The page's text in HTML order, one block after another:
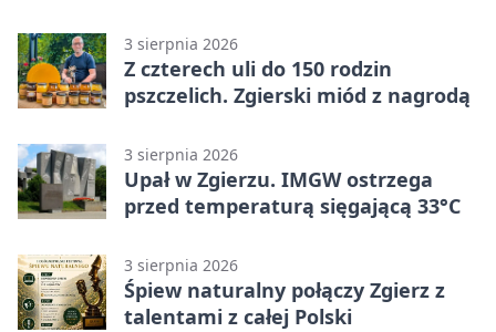
3 sierpnia 2026
Z czterech uli do 150 rodzin
pszczelich. Zgierski miód z nagrodą
3 sierpnia 2026
Upał w Zgierzu. IMGW ostrzega
przed temperaturą sięgającą 33°C
3 sierpnia 2026
Śpiew naturalny połączy Zgierz z
talentami z całej Polski